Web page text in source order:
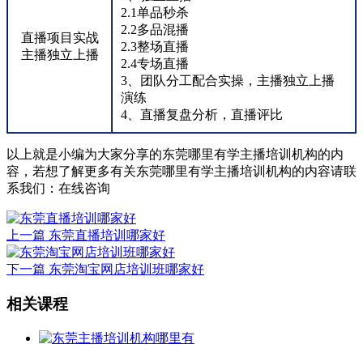
直播项目实战
主播独立上播
2.1单品秒杀
2.2多品混播
2.3整场直播
2.4专场直播
3、团队分工配合实操，主播独立上播
演练
4、直播复盘分析，直播评比
以上就是小编为大家分享的东莞哪里有学主播培训机构的内
容，若想了解更多有关东莞哪里有学主播培训机构的内容请联
系我们： 在线咨询
上一篇 东莞直播培训哪家好
下一篇 东莞淘宝网店培训班哪家好
相关课程